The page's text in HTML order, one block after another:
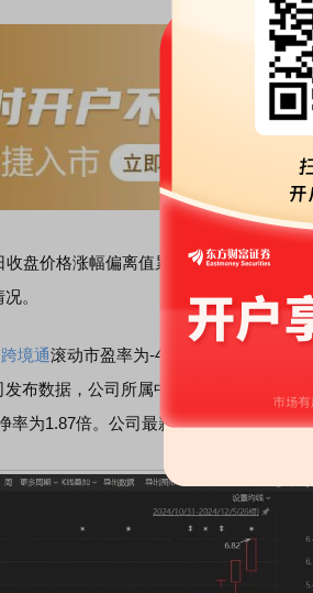
盘价格涨幅偏离值累计超过100%，根据
。
跨境通滚动市盈率为-448.63倍，静态市盈
布数据，公司所属中上协行业分类“
率为1.87倍。公司最新的市盈率、市净
债券知识